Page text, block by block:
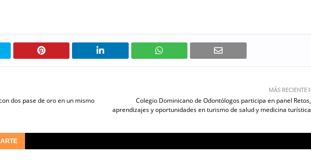
MÁS RECIENTE
Colegio Dominicano de Odontólogos participa en panel Retos,
aprendizajes y oportunidades en turismo de salud y medicina turística
dos pase de oro en un mismo